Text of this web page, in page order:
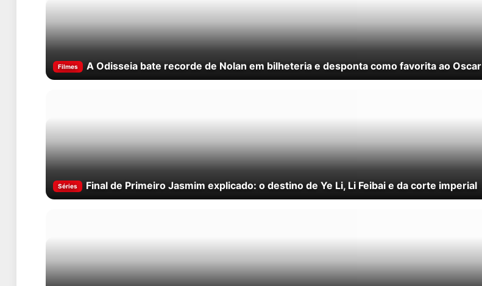
Filmes A Odisseia bate recorde de Nolan em bilheteria e desponta como favorita ao Oscar
Séries Final de Primeiro Jasmim explicado: o destino de Ye Li, Li Feibai e da corte imperial